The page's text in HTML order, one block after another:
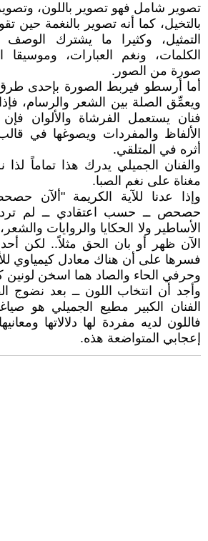
تصوير شامل فهو تصوير باللون،
بالتخيل، كما أنه تصوير بالنغمة حين
التمثيل، وكثيرا ما يشترك
الكلمات، ونغم العبارات، وموسيقا
صورة من الصور.
أما أرسطو فيربط الصورة بإحدى طرق
ويعمِّق الصلة بين الشعر والرسام،
فنان يستعمل الفرشاة والألوان
الألفاظ والمفردات ويصوغها في
أثره في المتلقي.
والفنان الجميلي يدرك هذا تماماً لذا
مغناة على نغم الصبا.
وإذا عدنا للآية الكريمة "ألآن
حصحص ــ حسب اعتقادي ــ لم ترد
الأساطير ولا الحكايا والروايات
الآن ظهر أو بان الحق مثلاً.. لكن
فسرها على أن هناك معادل كيمياوي
وحرفي الحاء والصاد هما اسخن لونين
وأجد أن انتخاب اللون ــ بعد نضوج
الفنان الكبير مطيع الجميلي هو
فاللون لديه مفردة لها دلالاتها
إعجابي المتواضعة هذه.